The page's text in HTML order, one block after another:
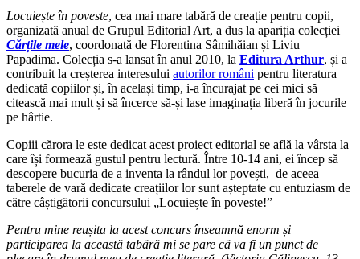
Locuiește în poveste, cea mai mare tabără de creație pentru copii,
organizată anual de Grupul Editorial Art, a dus la apariția colecției
Cărțile mele, coordonată de Florentina Sâmihăian și Liviu
Papadima. Colecția s-a lansat în anul 2010, la Editura Arthur, și a
contribuit la creșterea interesului autorilor români pentru literatura
dedicată copiilor și, în același timp, i-a încurajat pe cei mici să
citească mai mult și să încerce să-și lase imaginația liberă în jocurile
pe hârtie.
Copiii cărora le este dedicat acest proiect editorial se află la vârsta la
care își formează gustul pentru lectură. Între 10-14 ani, ei încep să
descopere bucuria de a inventa la rândul lor povești, de aceea
taberele de vară dedicate creațiilor lor sunt așteptate cu entuziasm de
către câștigătorii concursului „Locuiește în poveste!”
Pentru mine reușita la acest concurs înseamnă enorm și
participarea la această tabără mi se pare că va fi un punct de